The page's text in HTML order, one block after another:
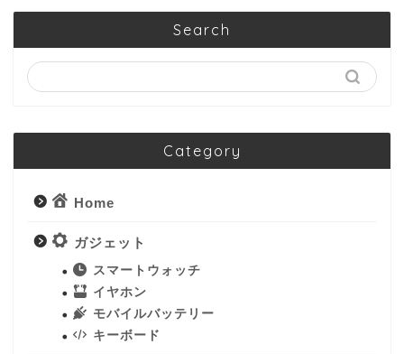
Search
Category
Home
ガジェット
スマートウォッチ
イヤホン
モバイルバッテリー
キーボード